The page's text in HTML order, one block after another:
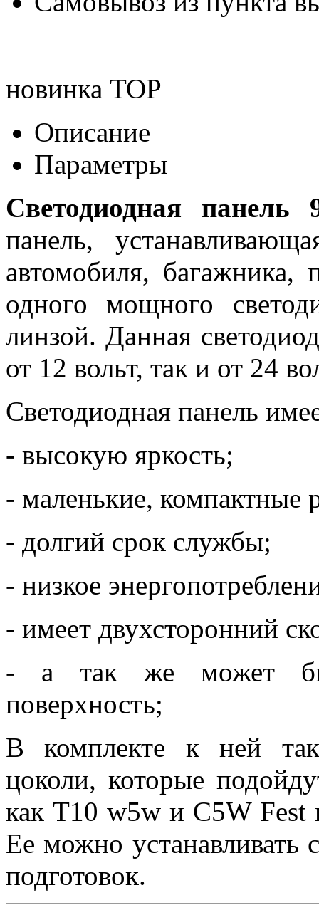
новинка TOP
Описание
Параметры
Светодиодная
панель,
автомобиля, багажника,
одного мощного
линзой. Данная
от 12 вольт, так и от 24
Светодиодная панель
- высокую яркость;
- маленькие, компактные
- долгий срок службы;
- низкое
- имеет двухсторонний
- а так же может
поверхность;
В комплекте к ней
цоколи, которые
как Т10 w5w и С5W
Ее можно устанавливать
подготовок.